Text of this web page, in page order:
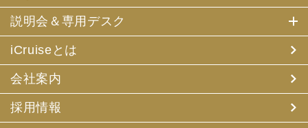
説明会＆専用デスク
iCruiseとは
会社案内
採用情報